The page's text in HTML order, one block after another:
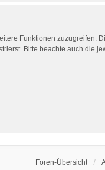
Funktionen zuzugreifen.
Bitte beachte auch die
Foren-Übersicht